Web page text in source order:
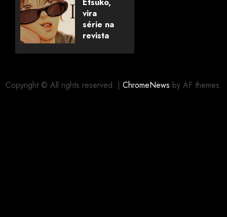
Coreia
do Sul
19/07/2026
0
vira
série na
revista
MANGABU!
Copyright © All rights reserved. | ChromeNews by AF themes.